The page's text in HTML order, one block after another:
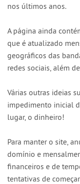
nos últimos anos.
A página ainda
que é atualizado
geográficos das
redes sociais, além
Várias outras ideias
impedimento inicial
lugar, o dinheiro!
Para manter o site,
domínio e
financeiros e de
tentativas de